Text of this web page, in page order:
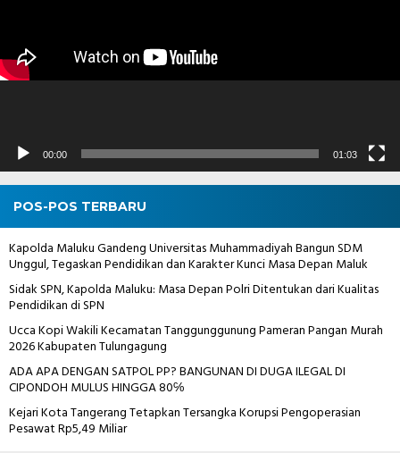
00:00 01:03
POS-POS TERBARU
Kapolda Maluku Gandeng Universitas Muhammadiyah Bangun SDM
Unggul, Tegaskan Pendidikan dan Karakter Kunci Masa Depan Maluk
Sidak SPN, Kapolda Maluku: Masa Depan Polri Ditentukan dari Kualitas
Pendidikan di SPN
Ucca Kopi Wakili Kecamatan Tanggunggunung Pameran Pangan Murah
2026 Kabupaten Tulungagung
ADA APA DENGAN SATPOL PP? BANGUNAN DI DUGA ILEGAL DI
CIPONDOH MULUS HINGGA 80℅
Kejari Kota Tangerang Tetapkan Tersangka Korupsi Pengoperasian
Pesawat Rp5,49 Miliar